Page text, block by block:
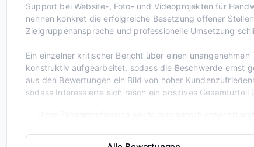
Support bei Website-, Foto- und Videoprojekten für
nennen konkret die erfolgreiche Besetzung offener
Zielgruppenansprache und professionelle Umsetzung
Ein einzelner kritischer Bericht über einen
konstruktiv aufgearbeitet, sodass die Beschwerde ernst
aus den Bewertungen ein Bild von hoher
sodass Interessierte sich rasch ein positives Gesamturteil